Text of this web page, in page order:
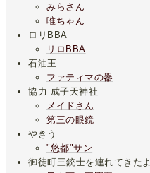
みらさん
唯ちゃん
ロリBBA
リロBBA
石油王
ファティマの器
協力 成子天神社
メイドさん
第三の眼鏡
やきう
"悠都"サン
御徒町三銃士を連れてきたよ